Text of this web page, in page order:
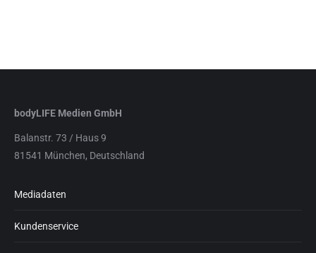
bodyLIFE Medien GmbH
Balanstr. 73 / Haus 9
81541 München, Deutschland
Mediadaten
Kundenservice